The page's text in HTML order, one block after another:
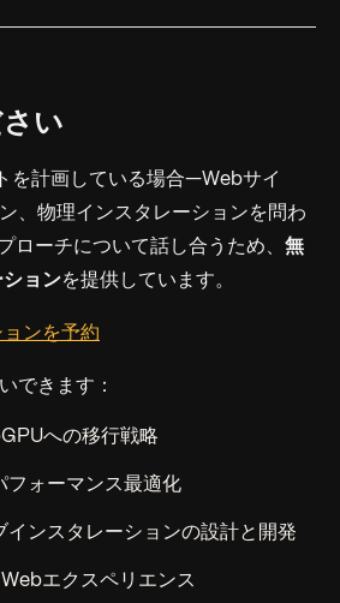
い
を計画している場合—Webサイ
、物理インスタレーションを問わ
ローチについて話し合うため、 無
ョンを提供しています。
ンを予約
できます：
への移行戦略
フォーマンス最適化
インスタレーションの設計と開発
エクスペリエンス